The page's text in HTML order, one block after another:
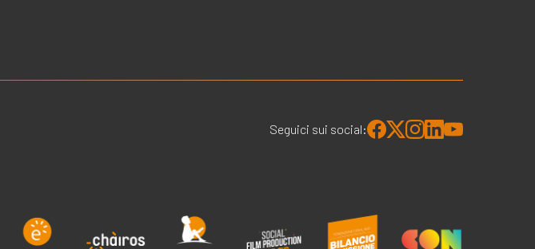
Seguici sui social: